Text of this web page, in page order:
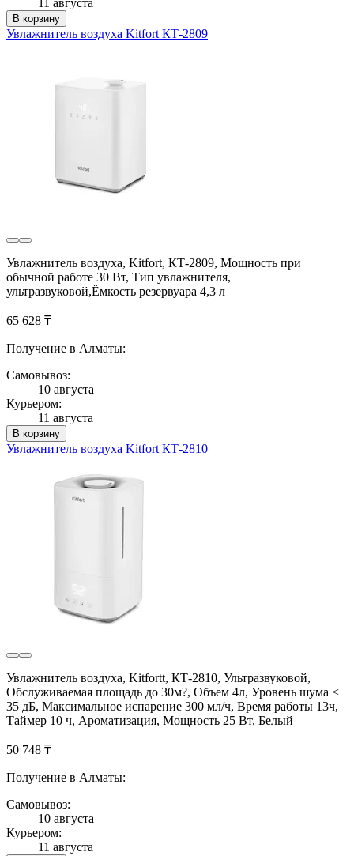
11 августа
В корзину
Увлажнитель воздуха Kitfort КТ-2809
Увлажнитель воздуха, Kitfort, КТ-2809, Мощность при
обычной работе 30 Вт, Тип увлажнителя,
ультразвуковой,Ёмкость резервуара 4,3 л
65 628 ₸
Получение в Алматы:
Самовывоз:
10 августа
Курьером:
11 августа
В корзину
Увлажнитель воздуха Kitfort КТ-2810
Увлажнитель воздуха, Kitfortt, КТ-2810, Ультразвуковой,
Обслуживаемая площадь до 30м?, Объем 4л, Уровень шума <
35 дБ, Максимальное испарение 300 мл/ч, Время работы 13ч,
Таймер 10 ч, Ароматизация, Мощность 25 Вт, Белый
50 748 ₸
Получение в Алматы:
Самовывоз:
10 августа
Курьером:
11 августа